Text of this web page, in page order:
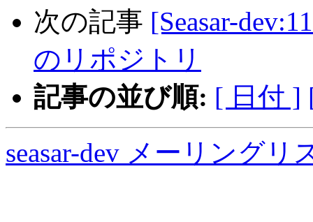
次の記事 [Seasar-
のリポジトリ
記事の並び順: [ 日付 ]
seasar-dev メーリングリ